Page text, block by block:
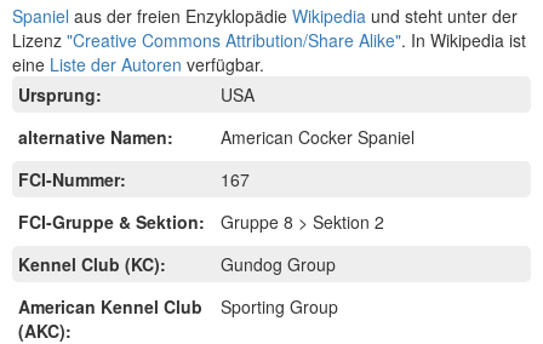
Spaniel aus der freien Enzyklopädie Wikipedia und steht unter der
Lizenz "Creative Commons Attribution/Share Alike". In Wikipedia ist
eine Liste der Autoren verfügbar.
Ursprung:
USA
alternative Namen:
American Cocker Spaniel
FCI-Nummer:
167
FCI-Gruppe & Sektion:
Gruppe 8 > Sektion 2
Kennel Club (KC):
Gundog Group
American Kennel Club
(AKC):
Sporting Group